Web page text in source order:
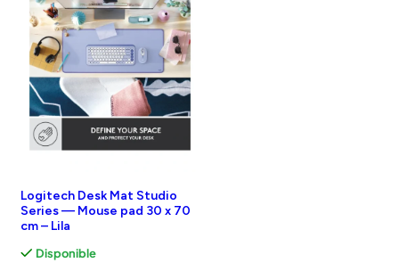
Logitech Desk Mat Studio
Series — Mouse pad 30 x 70
cm – Lila
Disponible